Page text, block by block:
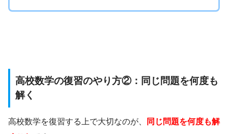
高校数学の復習のやり方②：同じ問題を何度も
解く
高校数学を復習する上で大切なのが、
同じ問題を何度も解